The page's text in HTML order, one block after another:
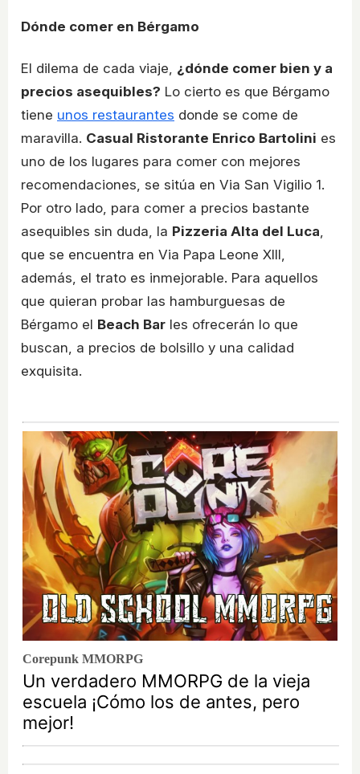
Dónde comer en Bérgamo
El dilema de cada viaje, ¿dónde comer bien y a
precios asequibles? Lo cierto es que Bérgamo
tiene unos restaurantes donde se come de
maravilla. Casual Ristorante Enrico Bartolini es
uno de los lugares para comer con mejores
recomendaciones, se sitúa en Via San Vigilio 1.
Por otro lado, para comer a precios bastante
asequibles sin duda, la Pizzeria Alta del Luca
que se encuentra en Via Papa Leone XIII,
además, el trato es inmejorable. Para aquellos
que quieran probar las hamburguesas de
Bérgamo el Beach Bar les ofrecerán lo que
buscan, a precios de bolsillo y una calidad
exquisita.
Corepunk MMORPG
Un verdadero MMORPG de la vieja
escuela ¡Cómo los de antes, pero
mejor!